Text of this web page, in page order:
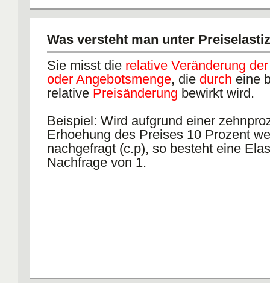
Was versteht man unter
Sie misst die relative Veränderung
oder Angebotsmenge, die durch eine
relative Preisänderung bewirkt wird.
Beispiel: Wird aufgrund einer
Erhoehung des Preises 10 Prozent
nachgefragt (c.p), so besteht eine
Nachfrage von 1.